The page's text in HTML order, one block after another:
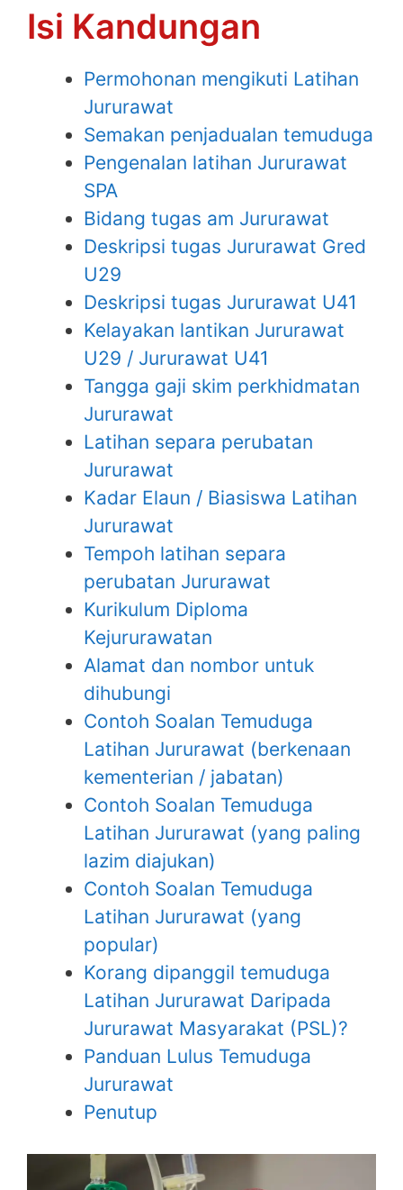
Isi Kandungan
Permohonan mengikuti Latihan
Jururawat
Semakan penjadualan temuduga
Pengenalan latihan Jururawat
SPA
Bidang tugas am Jururawat
Deskripsi tugas Jururawat Gred
U29
Deskripsi tugas Jururawat U41
Kelayakan lantikan Jururawat
U29 / Jururawat U41
Tangga gaji skim perkhidmatan
Jururawat
Latihan separa perubatan
Jururawat
Kadar Elaun / Biasiswa Latihan
Jururawat
Tempoh latihan separa
perubatan Jururawat
Kurikulum Diploma
Kejururawatan
Alamat dan nombor untuk
dihubungi
Contoh Soalan Temuduga
Latihan Jururawat (berkenaan
kementerian / jabatan)
Contoh Soalan Temuduga
Latihan Jururawat (yang paling
lazim diajukan)
Contoh Soalan Temuduga
Latihan Jururawat (yang
popular)
Korang dipanggil temuduga
Latihan Jururawat Daripada
Jururawat Masyarakat (PSL)?
Panduan Lulus Temuduga
Jururawat
Penutup